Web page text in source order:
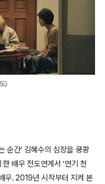
〉
는 순간’ 김혜수의 심장을 쿵쾅
한 배우 전도연게서 ‘연기 천
우. 2019년 시작부터 지켜 본